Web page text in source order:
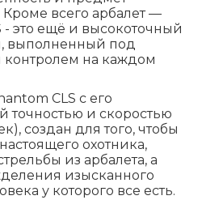
Кроме всего арбалет —
- это ещё и высокоточный
выполненный под
контролем на каждом
CLS с его
точностью и скоростью
создан для того, чтобы
охотника,
из арбалета, а
изысканного
у которого все есть.